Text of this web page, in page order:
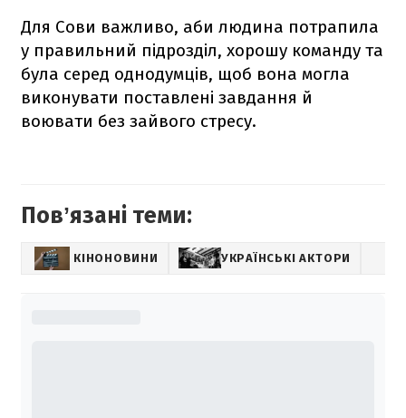
Для Сови важливо, аби людина потрапила
у правильний підрозділ, хорошу команду та
була серед однодумців, щоб вона могла
виконувати поставлені завдання й
воювати без зайвого стресу.
Повʼязані теми:
КІНОНОВИНИ УКРАЇНСЬКІ АКТОРИ